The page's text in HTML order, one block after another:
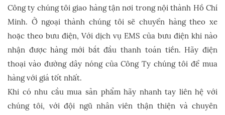
Công ty chúng tôi giao hàng tận nơi trong nội thành Hồ Chí
Minh. Ở ngoại thành chúng tôi sẽ chuyển hàng theo xe
hoặc theo bưu điện, Với dịch vụ EMS của bưu điện khi nào
nhận được hàng mới bắt đầu thanh toán tiền. Hãy điện
thoại vào đường dây nóng của Công Ty chúng tôi để mua
hàng với giá tốt nhất.
Khi có nhu cầu mua sản phẩm hãy nhanh tay liên hệ với
chúng tôi, với đội ngũ nhân viên thận thiện và chuyên